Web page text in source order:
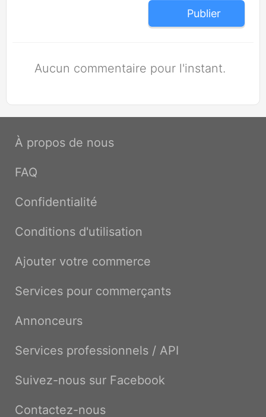
Publier
Aucun commentaire pour l'instant.
À propos de nous
FAQ
Confidentialité
Conditions d'utilisation
Ajouter votre commerce
Services pour commerçants
Annonceurs
Services professionnels / API
Suivez-nous sur Facebook
Contactez-nous